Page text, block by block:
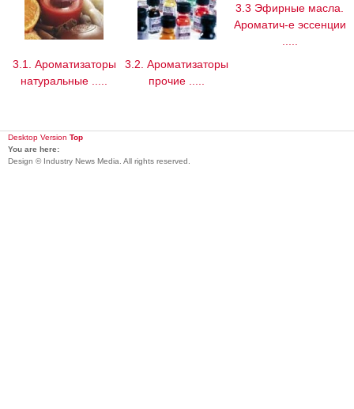
3.1. Ароматизаторы
натуральные .....
3.2. Ароматизаторы
прочие .....
3.3 Эфирные масла.
Ароматич-е эссенции
Desktop Version Top
You are here:
Design © Industry News Media. All rights reserved.